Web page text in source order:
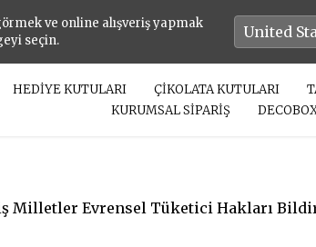
ve online alışveriş yapmak
seçin.
HEDİYE KUTULARI ÇİKOLATA KUTULARI
KURUMSAL SİPARİŞ
Milletler Evrensel Tüketici Hakları